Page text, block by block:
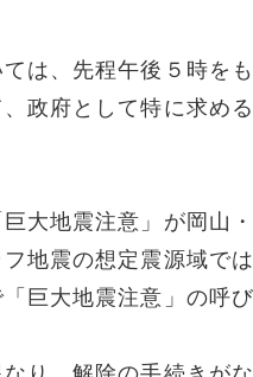
ては、先程午後５時を
政府として特に求め
大地震注意」が岡山
地震の想定震源域で
巨大地震注意」の呼